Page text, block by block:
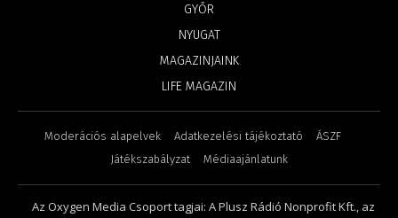
GYŐR
NYUGAT
MAGAZINJAINK
LIFE MAGAZIN
Moderációs alapelvek Adatkezelési tájékoztató
ÁSZF
Játékszabályzat
Médiaajánlatunk
Az Oxygen Media Csoport tagjai: A Plusz Rádió Nonprofit Kft., az